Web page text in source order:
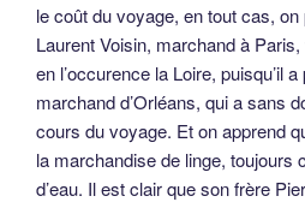
le coût du voyage, en tout cas,
Laurent Voisin, marchand à Paris,
en l’occurence la Loire, puisqu’il
marchand d’Orléans, qui a sans
cours du voyage. Et on apprend
la marchandise de linge, toujours
d’eau. Il est clair que son frère